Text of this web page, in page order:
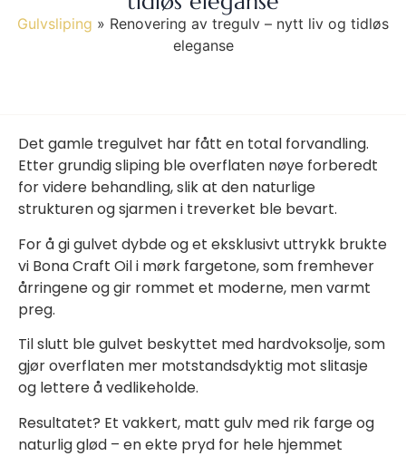
Gulvsliping » Renovering av tregulv – nytt liv og tidløs
eleganse
Det gamle tregulvet har fått en total forvandling.
Etter grundig sliping ble overflaten nøye forberedt
for videre behandling, slik at den naturlige
strukturen og sjarmen i treverket ble bevart.
For å gi gulvet dybde og et eksklusivt uttrykk brukte
vi Bona Craft Oil i mørk fargetone, som fremhever
årringene og gir rommet et moderne, men varmt
preg.
Til slutt ble gulvet beskyttet med hardvoksolje, som
gjør overflaten mer motstandsdyktig mot slitasje
og lettere å vedlikeholde.
Resultatet? Et vakkert, matt gulv med rik farge og
naturlig glød – en ekte pryd for hele hjemmet